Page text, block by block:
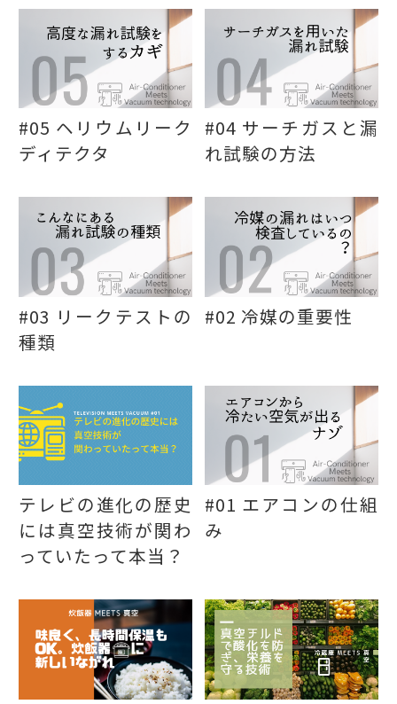
#05 ヘリウムリーク
ディテクタ
#04 サーチガスと漏
れ試験の方法
#03 リークテストの
種類
#02 冷媒の重要性
テレビの進化の歴史
には真空技術が関わ
っていたって本当？
#01 エアコンの仕組
み